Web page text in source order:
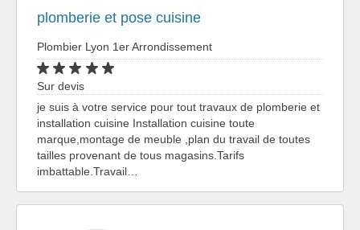
plomberie et pose cuisine
Plombier Lyon 1er Arrondissement
Sur devis
je suis à votre service pour tout travaux de plomberie et
installation cuisine Installation cuisine toute
marque,montage de meuble ,plan du travail de toutes
tailles provenant de tous magasins.Tarifs
imbattable.Travail…